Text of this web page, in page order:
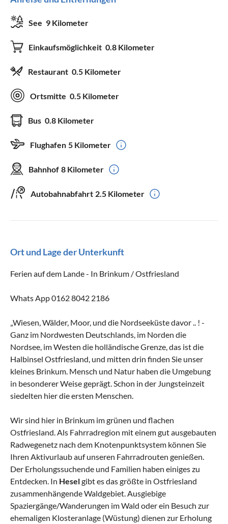
See 9 Kilometer
Einkaufsmöglichkeit 0.8 Kilometer
Restaurant 0.5 Kilometer
Ortsmitte 0.5 Kilometer
Bus 0.8 Kilometer
Flughafen 5 Kilometer
Bahnhof 8 Kilometer
Autobahnabfahrt 2.5 Kilometer
Ort und Lage der Unterkunft
Ferien auf dem Lande - In Brinkum / Ostfriesland
Whats App 0162 8042 2186
„Wiesen, Wälder, Moor, und die Nordseeküste davor .. ! -
Ganz im Nordwesten Deutschlands, im Norden die
Nordsee, im Westen die holländische Grenze, das ist die
Halbinsel Ostfriesland, und mitten drin finden Sie unser
kleines Brinkum. Mensch und Natur haben die Umgebung
in besonderer Weise geprägt. Schon in der Jungsteinzeit
siedelten hier die ersten Menschen.
Wir sind hier in Brinkum im grünen und flachen
Ostfriesland. Als Fahrradregion mit einem gut ausgebauten
Radwegenetz nach dem Knotenpunktsystem können Sie
Ihren Aktivurlaub auf unseren Fahrradrouten genießen.
Der Erholungssuchende und Familien haben einiges zu
Entdecken. In Heselgibt es das größte in Ostfriesland
zusammenhängende Waldgebiet. Ausgiebige
Spaziergänge/Wanderungen im Wald oder ein Besuch zur
ehemaligen Klosteranlage (Wüstung) dienen zur Erholung